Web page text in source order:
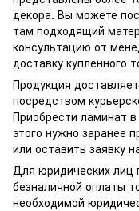
декора. Вы можете
там подходящий
консультацию от
доставку купленного
Продукция
посредством
Приобрести ламинат
этого нужно заранее
или оставить заявку
Для юридических лиц
безналичной оплаты
необходимой